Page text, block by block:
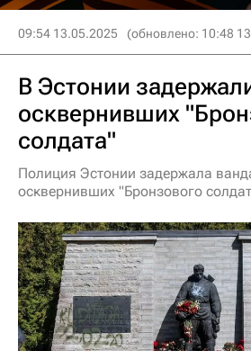
09:54 13.05.2025 (обновлено: 10:48
В Эстонии
осквернивших
солдата"
Полиция Эстонии задержала
осквернивших "Бронзового